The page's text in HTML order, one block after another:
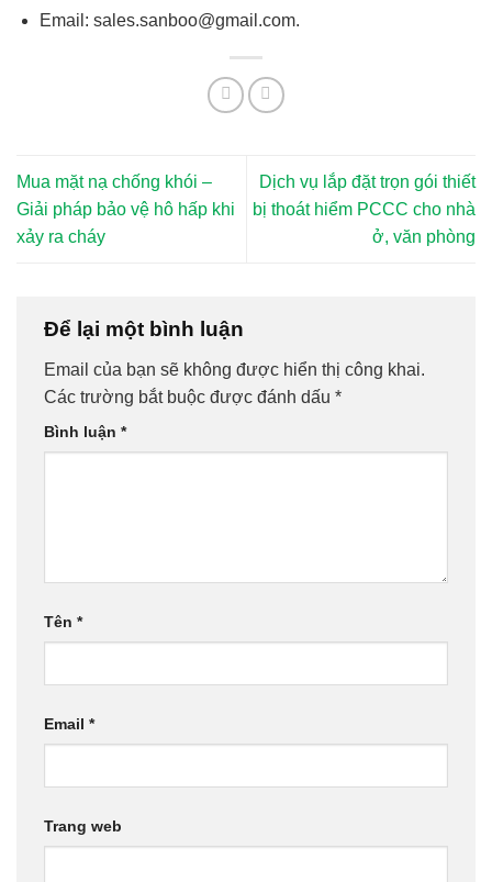
Email: sales.sanboo@gmail.com.
Mua mặt nạ chống khói –
Giải pháp bảo vệ hô hấp khi
xảy ra cháy
Dịch vụ lắp đặt trọn gói thiết
bị thoát hiểm PCCC cho nhà
ở, văn phòng
Để lại một bình luận
Email của bạn sẽ không được hiển thị công khai.
Các trường bắt buộc được đánh dấu *
Bình luận *
Tên *
Email *
Trang web